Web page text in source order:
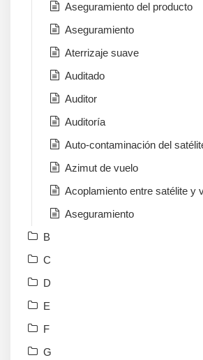
Aseguramiento del producto
Aseguramiento
Aterrizaje suave
Auditado
Auditor
Auditoría
Auto-contaminación del
Azimut de vuelo
Acoplamiento entre satélite y
Aseguramiento
B
C
D
E
F
G